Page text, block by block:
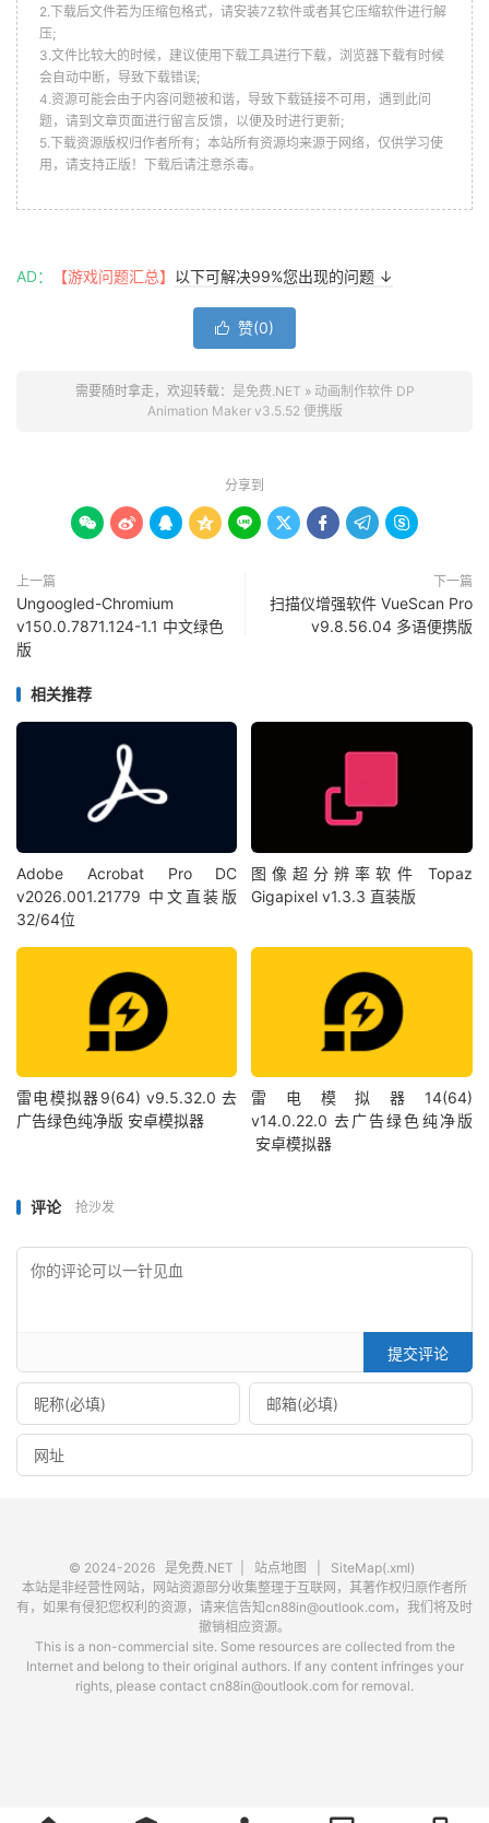
2.下载后文件若为压缩包格式，请安装7Z软件或者其它压缩软件进行解
压;
3.文件比较大的时候，建议使用下载工具进行下载，浏览器下载有时候
会自动中断，导致下载错误;
4.资源可能会由于内容问题被和谐，导致下载链接不可用，遇到此问
题，请到文章页面进行留言反馈，以便及时进行更新;
5.下载资源版权归作者所有；本站所有资源均来源于网络，仅供学习使
用，请支持正版！下载后请注意杀毒。
AD： 【游戏问题汇总】 以下可解决99%您出现的问题 ↓
 赞(0)
需要随时拿走，欢迎转载： 是免费.NET » 动画制作软件 DP
Animation Maker v3.5.52 便携版
分享到
        
上一篇
Ungoogled-Chromium
v150.0.7871.124-1.1 中文绿色
版
下一篇
扫描仪增强软件 VueScan Pro
v9.8.56.04 多语便携版
相关推荐
Adobe Acrobat Pro DC
v2026.001.21779 中文直装版
32/64位
图像超分辨率软件 Topaz
Gigapixel v1.3.3 直装版
雷电模拟器9(64) v9.5.32.0 去
广告绿色纯净版 安卓模拟器
雷电模拟器14(64)
v14.0.22.0 去广告绿色纯净版
安卓模拟器
评论 抢沙发
提交评论
© 2024-2026 是免费.NET 站点地图
SiteMap(.xml)
本站是非经营性网站，网站资源部分收集整理于互联网，其著作权归原作者所
有，如果有侵犯您权利的资源，请来信告知cn88in@outlook.com，我们将及时
撤销相应资源。
This is a non-commercial site. Some resources are collected from the
Internet and belong to their original authors. If any content infringes your
rights, please contact cn88in@outlook.com for removal.